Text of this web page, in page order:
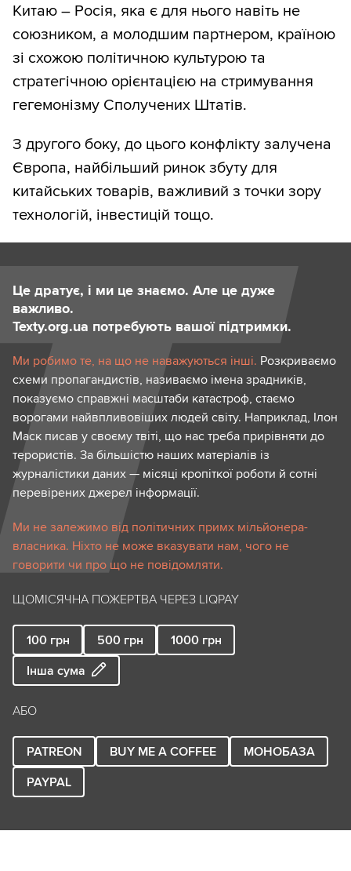
Китаю – Росія, яка є для нього навіть не
союзником, а молодшим партнером, країною
зі схожою політичною культурою та
стратегічною орієнтацією на стримування
гегемонізму Сполучених Штатів.
З другого боку, до цього конфлікту залучена
Європа, найбільший ринок збуту для
китайських товарів, важливий з точки зору
технологій, інвестицій тощо.
Це дратує, і ми це знаємо. Але це дуже
важливо.
Texty.org.ua потребують вашої підтримки.
Ми робимо те, на що не наважуються інші. Розкриваємо
схеми пропагандистів, називаємо імена зрадників,
показуємо справжні масштаби катастроф, стаємо
ворогами найвпливовіших людей світу. Наприклад, Ілон
Маск писав у своєму твіті, що нас треба прирівняти до
терористів. За більшістю наших матеріалів із
журналістики даних — місяці кропіткої роботи й сотні
перевірених джерел інформації.
Ми не залежимо від політичних примх мільйонера-
власника. Ніхто не може вказувати нам, чого не
говорити чи про що не повідомляти.
ЩОМІСЯЧНА ПОЖЕРТВА ЧЕРЕЗ LIQPAY
100 грн 500 грн 1000 грн
Інша сума
АБО
PATREON BUY ME A COFFEE
МОНОБАЗА
PAYPAL